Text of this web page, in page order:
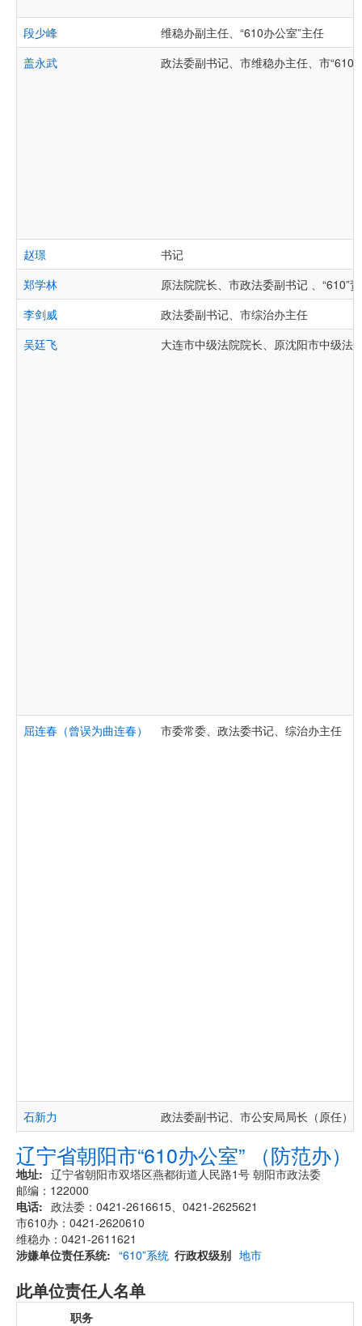
段少峰
维稳办副主任、“610办公室”主任
盖永武
政法委副书记、市维稳办主任、市“610
赵璟
书记
郑学林
原法院院长、市政法委副书记 、“610”
李剑威
政法委副书记、市综治办主任
吴廷飞
大连市中级法院院长、原沈阳市中级法
屈连春（曾误为曲连春） 市委常委、政法委书记、综治办主任
石新力 政法委副书记、市公安局局长（原任）
辽宁省朝阳市“610办公室” （防范办）
地址
辽宁省朝阳市双塔区燕都街道人民路1号 朝阳市政法委
邮编：122000
电话
政法委：0421-2616615、0421-2625621
市610办：0421-2620610
维稳办：0421-2611621
涉嫌单位责任系统
“610”系统 行政权级别 地市
此单位责任人名单
职务